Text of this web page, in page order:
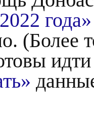
года»
(Более